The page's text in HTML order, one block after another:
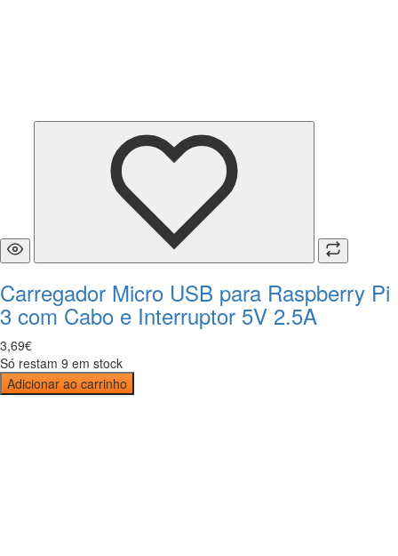
Carregador Micro USB para Raspberry Pi
3 com Cabo e Interruptor 5V 2.5A
3,69€
Só restam 9 em stock
Adicionar ao carrinho